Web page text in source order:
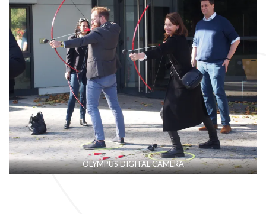
OLYMPUS DIGITAL CAMERA